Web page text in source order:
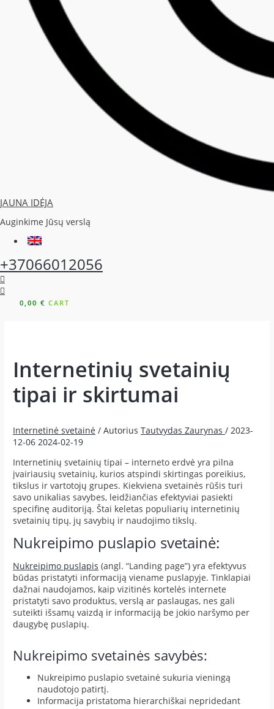
JAUNA IDĖJA
Auginkime Jūsų verslą
+37066012056
0,00 € CART
Internetinių svetainių
tipai ir skirtumai
Internetinė svetainė / Autorius Tautvydas Zaurynas /2023-
12-06 2024-02-19
Internetinių svetainių tipai – interneto erdvė yra pilna
įvairiausių svetainių, kurios atspindi skirtingas poreikius,
tikslus ir vartotojų grupes. Kiekviena svetainės rūšis turi
savo unikalias savybes, leidžiančias efektyviai pasiekti
specifinę auditoriją. Štai keletas populiarių internetinių
svetainių tipų, jų savybių ir naudojimo tikslų.
Nukreipimo puslapio svetainė:
Nukreipimo puslapis (angl. “Landing page”) yra efektyvus
būdas pristatyti informaciją viename puslapyje. Tinklapiai
dažnai naudojamos, kaip vizitinės kortelės internete
pristatyti savo produktus, verslą ar paslaugas, nes gali
suteikti išsamų vaizdą ir informaciją be jokio naršymo per
daugybę puslapių.
Nukreipimo svetainės savybės:
Nukreipimo puslapio svetainė sukuria vieningą
naudotojo patirtį.
Informacija pristatoma hierarchiškai nepridedant